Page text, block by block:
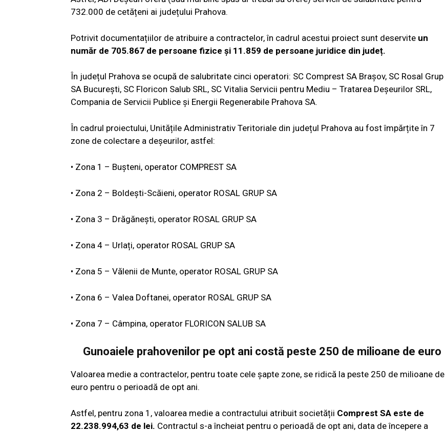
732.000 de cetățeni ai județului Prahova.
Potrivit documentațiilor de atribuire a contractelor, în cadrul acestui proiect sunt deservite un
număr de 705.867 de persoane fizice și 11.859 de persoane juridice din județ.
În județul Prahova se ocupă de salubritate cinci operatori: SC Comprest SA Brașov, SC Rosal Grup
SA București, SC Floricon Salub SRL, SC Vitalia Servicii pentru Mediu – Tratarea Deșeurilor SRL,
Compania de Servicii Publice și Energii Regenerabile Prahova SA.
În cadrul proiectului, Unitățile Administrativ Teritoriale din județul Prahova au fost împărțite în 7
zone de colectare a deșeurilor, astfel:
• Zona 1 – Bușteni, operator COMPREST SA
• Zona 2 – Boldești-Scăieni, operator ROSAL GRUP SA
• Zona 3 – Drăgănești, operator ROSAL GRUP SA
• Zona 4 – Urlați, operator ROSAL GRUP SA
• Zona 5 – Vălenii de Munte, operator ROSAL GRUP SA
• Zona 6 – Valea Doftanei, operator ROSAL GRUP SA
• Zona 7 – Câmpina, operator FLORICON SALUB SA
Gunoaiele prahovenilor pe opt ani costă peste 250 de milioane de euro
Valoarea medie a contractelor, pentru toate cele șapte zone, se ridică la peste 250 de milioane de
euro pentru o perioadă de opt ani.
Astfel, pentru zona 1, valoarea medie a contractului atribuit societății Comprest SA este de
22.238.994,63 de lei. Contractul s-a încheiat pentru o perioadă de opt ani, data de începere a